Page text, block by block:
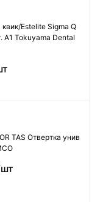
Estelite Sigma Q
А1 Tokuyama Dental
TAS Отвертка унив